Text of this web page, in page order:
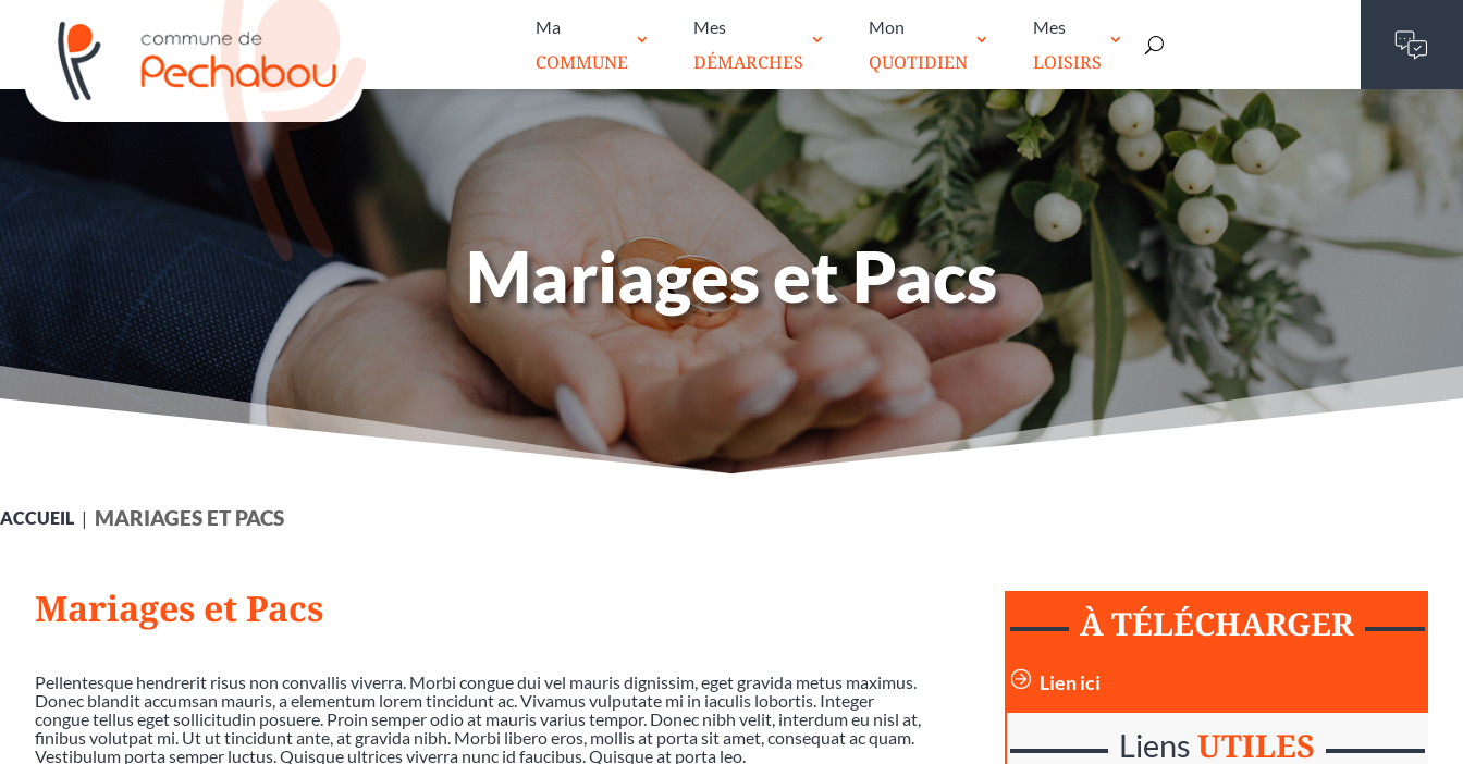
Ma
COMMUNE
Mes
DÉMARCHES
Mon
QUOTIDIEN
Mes
LOISIRS
Mariages et Pacs
ACCUEIL MARIAGES ET PACS
Mariages et Pacs
Pellentesque hendrerit risus non convallis viverra. Morbi congue dui vel mauris dignissim, eget gravida metus maximus.
Donec blandit accumsan mauris, a elementum lorem tincidunt ac. Vivamus vulputate mi in iaculis lobortis. Integer
congue tellus eget sollicitudin posuere. Proin semper odio at mauris varius tempor. Donec nibh velit, interdum eu nisl at,
finibus volutpat mi. Ut ut tincidunt ante, at gravida nibh. Morbi libero eros, mollis at porta sit amet, consequat ac quam.
Vestibulum porta semper luctus. Quisque ultrices viverra nunc id faucibus. Quisque at porta leo.
À TÉLÉCHARGER
Lien ici
LiensUTILES